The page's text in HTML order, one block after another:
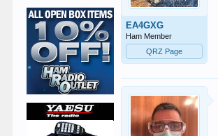
EA4GXG
Ham Member
QRZ Page